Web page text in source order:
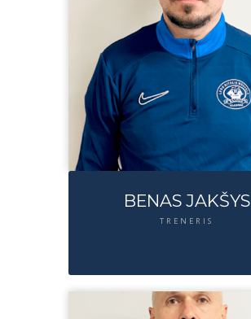
BENAS JAKŠYS
TRENERIS